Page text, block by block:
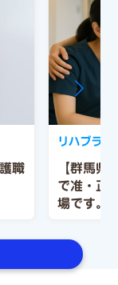
職
【群馬県
で准・正
場です。
リハプライ